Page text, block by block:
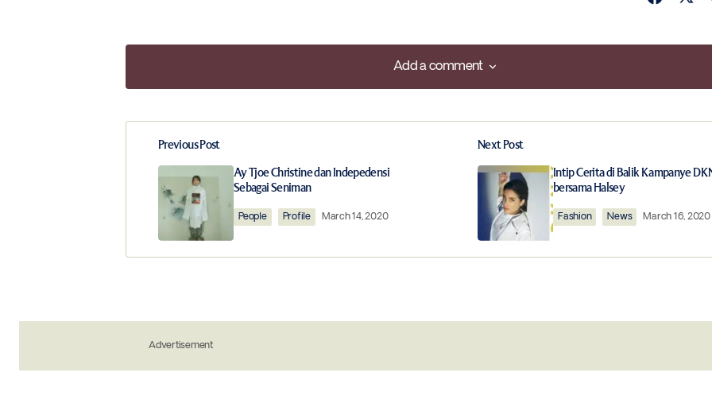
Add a comment
Add a comment
Your email address will not be published. Required fields are marked
Comment
Save my name, email, and website in this browser for
Previous Post
Ay Tjoe Christine dan Indepedensi
Sebagai Seniman
People Profile March 14, 2020
Next Post
Intip Cerita di Balik Kampanye
bersama Halsey
Fashion News March 16, 2020
Advertisement